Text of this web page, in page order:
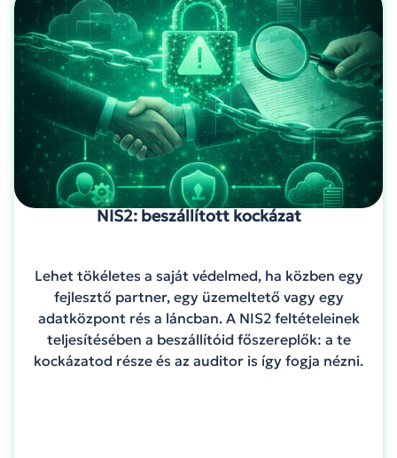
NIS2: beszállított kockázat
Lehet tökéletes a saját védelmed, ha közben egy
fejlesztő partner, egy üzemeltető vagy egy
adatközpont rés a láncban. A NIS2 feltételeinek
teljesítésében a beszállítóid főszereplők: a te
kockázatod része és az auditor is így fogja nézni.